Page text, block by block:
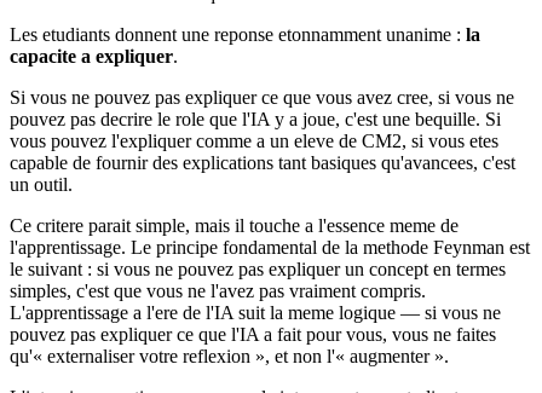
Les etudiants donnent une reponse etonnamment unanime : la
capacite a expliquer.
Si vous ne pouvez pas expliquer ce que vous avez cree, si vous ne
pouvez pas decrire le role que l'IA y a joue, c'est une bequille. Si
vous pouvez l'expliquer comme a un eleve de CM2, si vous etes
capable de fournir des explications tant basiques qu'avancees, c'est
un outil.
Ce critere parait simple, mais il touche a l'essence meme de
l'apprentissage. Le principe fondamental de la methode Feynman est
le suivant : si vous ne pouvez pas expliquer un concept en termes
simples, c'est que vous ne l'avez pas vraiment compris.
L'apprentissage a l'ere de l'IA suit la meme logique — si vous ne
pouvez pas expliquer ce que l'IA a fait pour vous, vous ne faites
qu'« externaliser votre reflexion », et non l'« augmenter ».